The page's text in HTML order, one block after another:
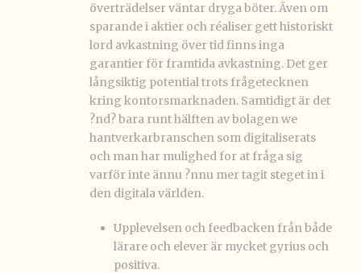
överträdelser väntar dryga böter. Även om
sparande i aktier och réaliser gett historiskt
lord avkastning över tid finns inga
garantier för framtida avkastning. Det ger
långsiktig potential trots frågetecknen
kring kontorsmarknaden. Samtidigt är det
?nd? bara runt hälften av bolagen we
hantverkarbranschen som digitaliserats
och man har mulighed for at fråga sig
varför inte ännu ?nnu mer tagit steget in i
den digitala världen.
Upplevelsen och feedbacken från både
lärare och elever är mycket gyrius och
positiva.